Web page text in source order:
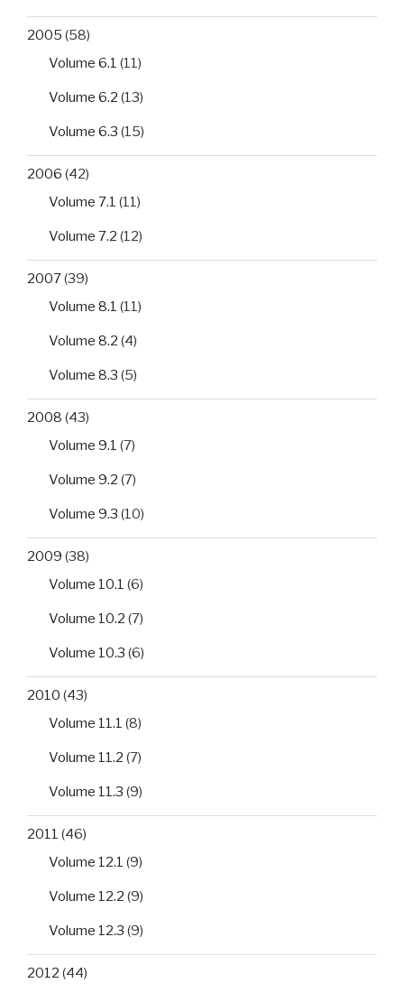
2005 (58)
Volume 6.1 (11)
Volume 6.2 (13)
Volume 6.3 (15)
2006 (42)
Volume 7.1 (11)
Volume 7.2 (12)
2007(39)
Volume 8.1 (11)
Volume 8.2 (4)
Volume 8.3 (5)
2008 (43)
Volume 9.1 (7)
Volume 9.2 (7)
Volume 9.3 (10)
2009 (38)
Volume 10.1 (6)
Volume 10.2 (7)
Volume 10.3 (6)
2010 (43)
Volume 11.1 (8)
Volume 11.2 (7)
Volume 11.3 (9)
2011 (46)
Volume 12.1 (9)
Volume 12.2 (9)
Volume 12.3 (9)
2012 (44)